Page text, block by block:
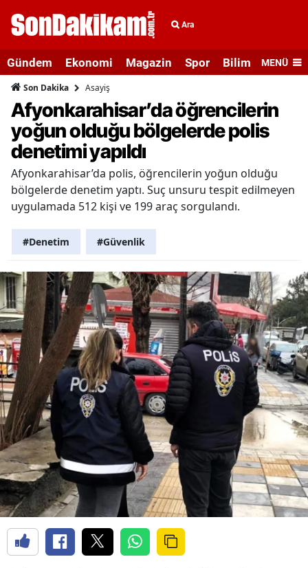
Ara
Gündem Ekonomi Magazin Spor Bilim veMENÜ
Son Dakika Asayiş
Afyonkarahisar’da öğrencilerin
yoğun olduğu bölgelerde polis
denetimi yapıldı
Afyonkarahisar’da polis, öğrencilerin yoğun olduğu
bölgelerde denetim yaptı. Suç unsuru tespit edilmeyen
uygulamada 512 kişi ve 199 araç sorgulandı.
#Denetim #Güvenlik